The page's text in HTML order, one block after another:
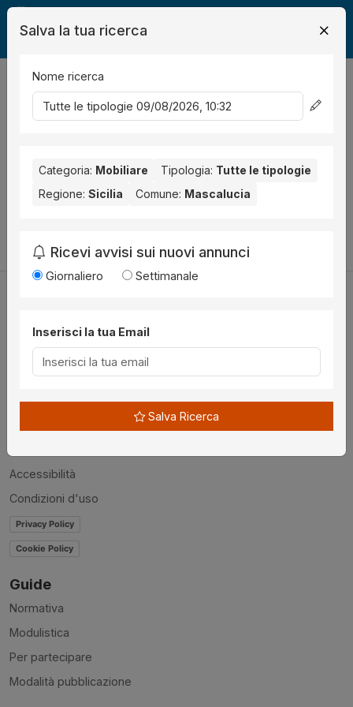
Legalmente Mobili
risultati Ordina per
Nessun risultato per la Provincia selezionata: Catania.
Prova a modificare i parametri di ricerca:
Utilità
Chi siamo
Disclaimer
Accessibilità
Condizioni d'uso
Privacy Policy
Cookie Policy
Guide
Normativa
Modulistica
Per partecipare
Modalità pubblicazione
Salva la tua ricerca
Nome ricerca
Categoria: Mobiliare Tipologia: Tutte le tipologie
Regione: Sicilia Comune: Mascalucia
Ricevi avvisi sui nuovi annunci
Giornaliero Settimanale
Inserisci la tua Email
Salva Ricerca